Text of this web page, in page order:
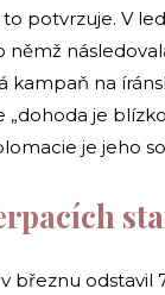
potvrzuje. V
kampaň na
je
je jeho
odstavil